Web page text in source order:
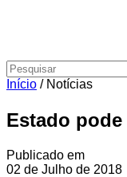
Início / Notícias
Estado
Publicado em
02 de Julho de 2018